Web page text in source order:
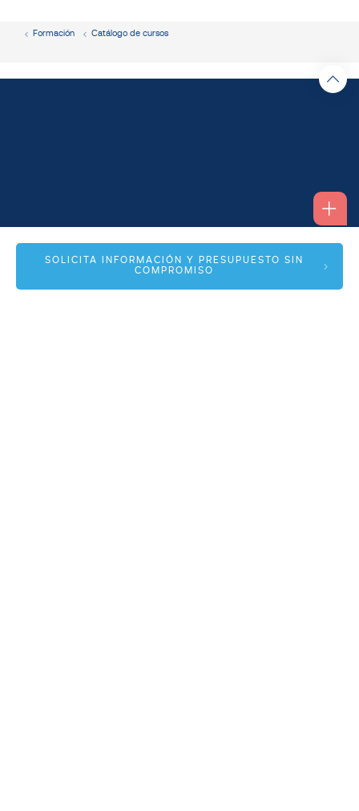
SOLICITA INFORMACIÓN Y PRESUPUESTO SIN
COMPROMISO
Formación Catálogo de cursos
Alfonso I, 17 Planta 1ª